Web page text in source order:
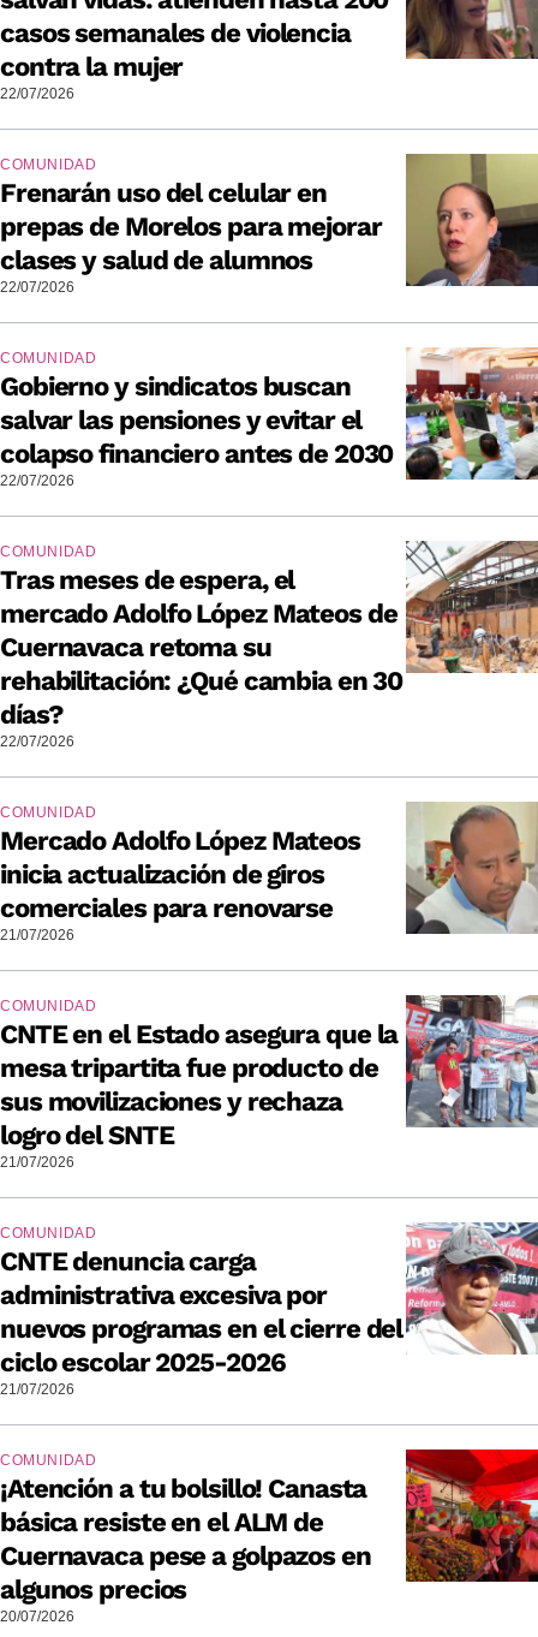
casos semanales de violencia
contra la mujer
22/07/2026
COMUNIDAD
Frenarán uso del celular en
prepas de Morelos para mejorar
clases y salud de alumnos
22/07/2026
COMUNIDAD
Gobierno y sindicatos buscan
salvar las pensiones y evitar el
colapso financiero antes de 2030
22/07/2026
COMUNIDAD
Tras meses de espera, el
mercado Adolfo López Mateos de
Cuernavaca retoma su
rehabilitación: ¿Qué cambia en 30
días?
22/07/2026
COMUNIDAD
Mercado Adolfo López Mateos
inicia actualización de giros
comerciales para renovarse
21/07/2026
COMUNIDAD
CNTE en el Estado asegura que la
mesa tripartita fue producto de
sus movilizaciones y rechaza
logro del SNTE
21/07/2026
COMUNIDAD
CNTE denuncia carga
administrativa excesiva por
nuevos programas en el cierre del
ciclo escolar 2025-2026
21/07/2026
COMUNIDAD
¡Atención a tu bolsillo! Canasta
básica resiste en el ALM de
Cuernavaca pese a golpazos en
algunos precios
20/07/2026